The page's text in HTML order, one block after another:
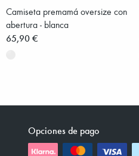
Camiseta premamá oversize con
abertura - blanca
65,90 €
Opciones de pago